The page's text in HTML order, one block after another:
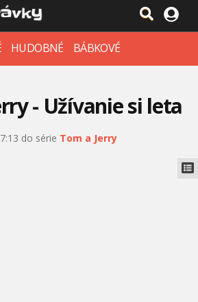
HUDOBNÉ BÁBKOVÉ
- Užívanie si leta
do série Tom a Jerry